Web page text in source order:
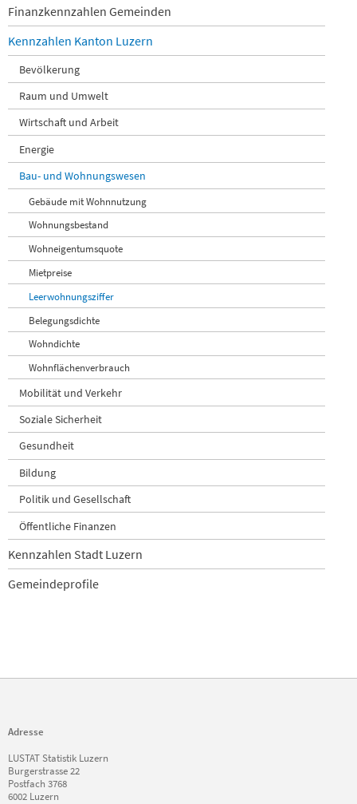
Finanzkennzahlen Gemeinden
Kennzahlen Kanton Luzern
Bevölkerung
Raum und Umwelt
Wirtschaft und Arbeit
Energie
Bau- und Wohnungswesen
Gebäude mit Wohnnutzung
Wohnungsbestand
Wohneigentumsquote
Mietpreise
Leerwohnungsziffer
Belegungsdichte
Wohndichte
Wohnflächenverbrauch
Mobilität und Verkehr
Soziale Sicherheit
Gesundheit
Bildung
Politik und Gesellschaft
Öffentliche Finanzen
Kennzahlen Stadt Luzern
Gemeindeprofile
Adresse
LUSTAT Statistik Luzern
Burgerstrasse 22
Postfach 3768
6002 Luzern